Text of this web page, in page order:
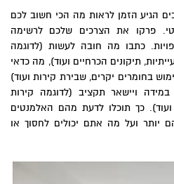
הגיע הזמן לראות מה הכי חשוב לכם
פרקו את הצרכים שלכם לרשימה
כתבו מה חובה לעשות (לדוגמה
תיקונים הכרחיים ועוד), מה כדאי
בחומרים יקרים, שבירת קירות ועוד)
ויישאר תקציב (לדוגמה קירות
ועוד). כך תוכלו לדעת מהם האלמנטים
יותר ועל מה אתם יכולים לחסוך או